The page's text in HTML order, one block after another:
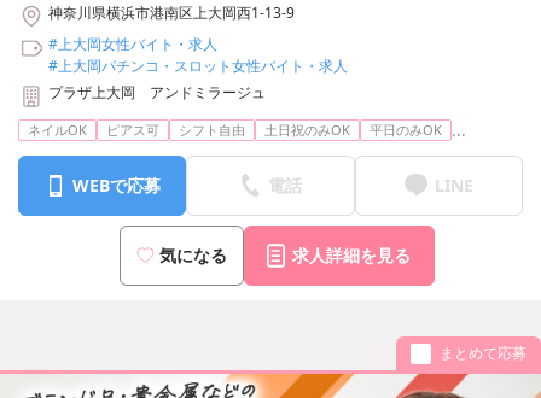
神奈川県横浜市港南区上大岡西1-13-9
#上大岡女性バイト・求人
#上大岡パチンコ・スロット女性バイト・求人
プラザ上大岡 アンドミラージュ
ネイルOK ピアス可 シフト自由 土日祝のみOK 平日のみOK ...
WEBで応募 電話 LINE
気になる 求人詳細を見る
まとめて応募